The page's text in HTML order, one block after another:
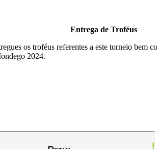
Entrega de Troféus
os troféus referentes a este torneio bem
2024.